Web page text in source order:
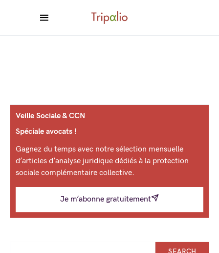
Veille Sociale & CCN
Spéciale avocats !
Gagnez du temps avec notre sélection mensuelle
d’articles d’analyse juridique dédiés à la protection
sociale complémentaire collective.
Je m’abonne gratuitement
SEARCH